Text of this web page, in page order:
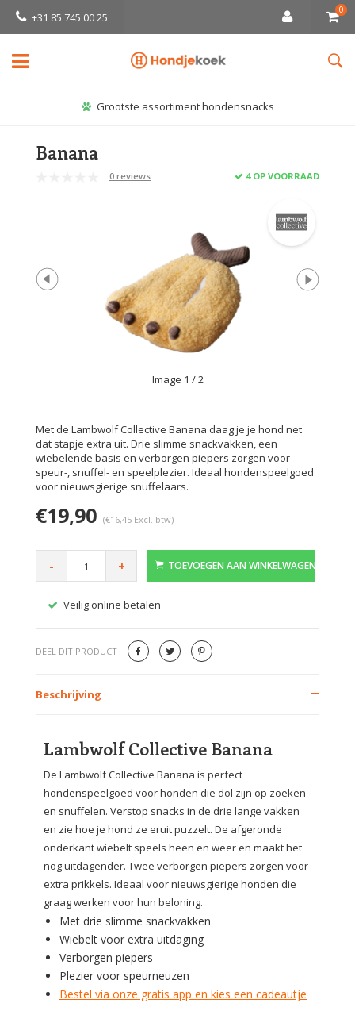
+31 85 745 00 25
0
Grootste assortiment hondensnacks
Banana
0 reviews 4 OP VOORRAAD
Image 1 / 2
Met de Lambwolf Collective Banana daag je je hond net
dat stapje extra uit. Drie slimme snackvakken, een
wiebelende basis en verborgen piepers zorgen voor
speur-, snuffel- en speelplezier. Ideaal hondenspeelgoed
voor nieuwsgierige snuffelaars.
€19,90 (€16,45 Excl. btw)
- + TOEVOEGEN AAN WINKELWAGEN
Veilig online betalen
DEEL DIT PRODUCT
Beschrijving
Lambwolf Collective Banana
De Lambwolf Collective Banana is perfect
hondenspeelgoed voor honden die dol zijn op zoeken
en snuffelen. Verstop snacks in de drie lange vakken
en zie hoe je hond ze eruit puzzelt. De afgeronde
onderkant wiebelt speels heen en weer en maakt het
nog uitdagender. Twee verborgen piepers zorgen voor
extra prikkels. Ideaal voor nieuwsgierige honden die
graag werken voor hun beloning.
Met drie slimme snackvakken
Wiebelt voor extra uitdaging
Verborgen piepers
Plezier voor speurneuzen
Bestel via onze gratis app en kies een cadeautje